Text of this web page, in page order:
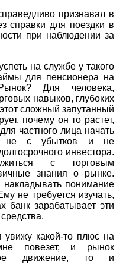
признавал в
справки для поездки в
при наблюдении за
на службе у такого
для пенсионера на
Для человека,
навыков, глубоких
сложный запутанный
почему он то растет,
частного лица начать
не с убытков и не
инвестора.
с торговым
знания о рынке.
понимание
не требуется изучать,
банк зарабатывает эти
увижу какой-то плюс на
повезет, и рынок
движение, то и